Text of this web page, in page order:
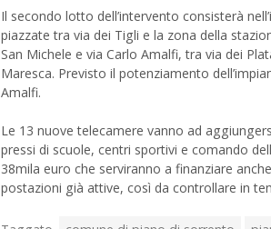
Il secondo lotto dell’intervento consisterà
piazzate tra via dei Tigli e la zona della
San Michele e via Carlo Amalfi, tra via dei
Maresca. Previsto il potenziamento
Amalfi.
Le 13 nuove telecamere vanno ad
pressi di scuole, centri sportivi e comando
38mila euro che serviranno a finanziare
postazioni già attive, così da controllare in